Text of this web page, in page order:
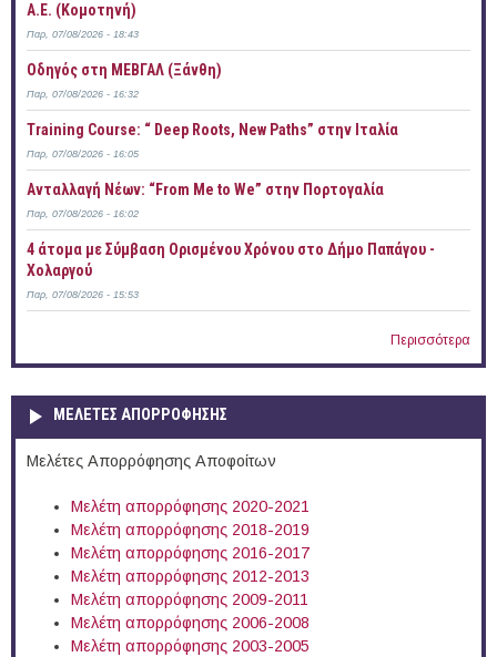
Α.Ε. (Κομοτηνή)
Παρ, 07/08/2026 - 18:43
Οδηγός στη ΜΕΒΓΑΛ (Ξάνθη)
Παρ, 07/08/2026 - 16:32
Training Course: “ Deep Roots, New Paths” στην Ιταλία
Παρ, 07/08/2026 - 16:05
Ανταλλαγή Νέων: “From Me to We” στην Πορτογαλία
Παρ, 07/08/2026 - 16:02
4 άτομα με Σύμβαση Ορισμένου Χρόνου στο Δήμο Παπάγου -
Χολαργού
Παρ, 07/08/2026 - 15:53
Περισσότερα
ΜΕΛΕΤΕΣ ΑΠΟΡΡΟΦΗΣΗΣ
Μελέτες Απορρόφησης Αποφοίτων
Μελέτη απορρόφησης 2020-2021
Μελέτη απορρόφησης 2018-2019
Μελέτη απορρόφησης 2016-2017
Μελέτη απορρόφησης 2012-2013
Μελέτη απορρόφησης 2009-2011
Μελέτη απορρόφησης 2006-2008
Μελέτη απορρόφησης 2003-2005